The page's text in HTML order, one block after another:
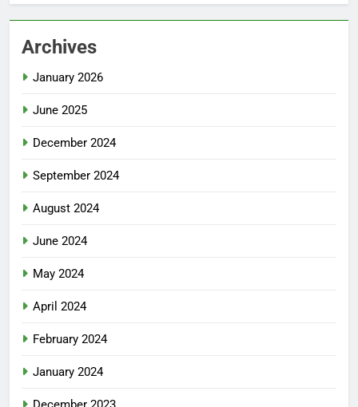
Archives
January 2026
June 2025
December 2024
September 2024
August 2024
June 2024
May 2024
April 2024
February 2024
January 2024